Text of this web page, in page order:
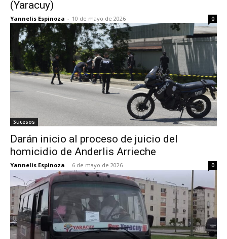
(Yaracuy)
Yannelis Espinoza - 10 de mayo de 2026 0
Sucesos
Darán inicio al proceso de juicio del
homicidio de Anderlis Arrieche
Yannelis Espinoza - 6 de mayo de 2026 0